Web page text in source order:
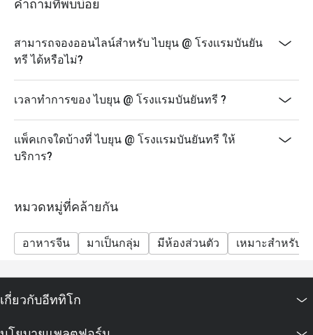
>>นโยบายสำหรับเด็ก: เด็กอายุ 4-11 ปีจะคิดค่าบริการ
ครึ่งราคา (ไม่สามารถใช้ส่วนลด Eatigo กับราคาเด็กได้);
เด็กอายุ 12 ปีขึ้นไปจะถูกคิดค่าบริการในอัตราผู้ใหญ่ปกติ
>>ราคาในช่วงเทศกาลพิเศษและวันหยุดสาธารณะอาจมี
การเปลี่ยนแปลงโดยไม่ต้องแจ้งให้ทราบล่วงหน้า
>>Bai Yun มีการแต่งกายแบบไม่เป็นทางการ (เสื้อผ้ากีฬา
หรือลักษณะการแต่งกายแบบกีฬา รองเท้าแตะ รองเท้า
คำถามที่พบบ่อย
สามารถจองออนไลน์สำหรับ ไบยุน @ โรงเเรมบันยัน
ทรี ได้หรือไม่?
เวลาทำการของ ไบยุน @ โรงเเรมบันยันทรี ?
แพ็คเกจใดบ้างที่ ไบยุน @ โรงเเรมบันยันทรี ให้
บริการ?
หมวดหมู่ที่คล้ายกัน
อาหารจีน มาเป็นกลุ่ม มีห้องส่วนตัว เหมาะสำหรับเ
เกี่ยวกับอีททิโก